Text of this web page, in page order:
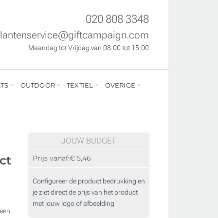
020 808 3348
Maandag tot Vrijdag van 08:00 tot 15:00
OUTDOOR TEXTIEL OVERIGE
JOUW BUDGET
Prijs vanaf:€ 5,46
Configureer de product bedrukking en
je ziet direct de prijs van het product
met jouw logo of afbeelding